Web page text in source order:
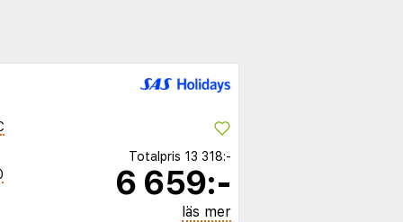
Totalpris 13 318:-
6 659:-
läs mer